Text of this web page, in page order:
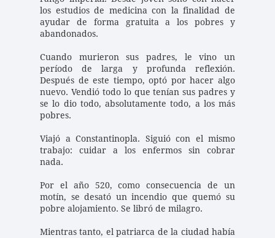
los estudios de medicina con la finalidad de
ayudar de forma gratuita a los pobres y
abandonados.
Cuando murieron sus padres, le vino un
período de larga y profunda reflexión.
Después de este tiempo, optó por hacer algo
nuevo. Vendió todo lo que tenían sus padres y
se lo dio todo, absolutamente todo, a los más
pobres.
Viajó a Constantinopla. Siguió con el mismo
trabajo: cuidar a los enfermos sin cobrar
nada.
Por el año 520, como consecuencia de un
motín, se desató un incendio que quemó su
pobre alojamiento. Se libró de milagro.
Mientras tanto, el patriarca de la ciudad había